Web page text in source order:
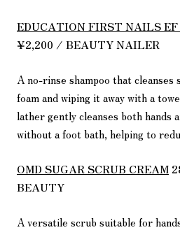
EDUCATION FIRST NAILS EF
¥2,200 / BEAUTY NAILER
A no-rinse shampoo that cleanses
foam and wiping it away with a
lather gently cleanses both hands
without a foot bath, helping to
OMD SUGAR SCRUB CREAM
BEAUTY
A versatile scrub suitable for